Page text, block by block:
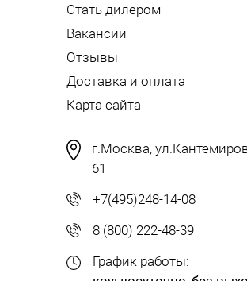
Стать дилером
Вакансии
Отзывы
Доставка и оплата
Карта сайта
г.Москва,
61
+7(495)248-14-08
8 (800) 222-48-39
График работы: